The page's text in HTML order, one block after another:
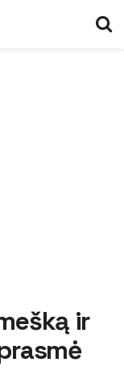
ir